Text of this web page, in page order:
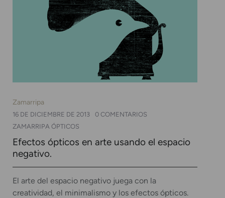
Zamarripa
16 DE DICIEMBRE DE 2013
0 COMENTARIOS
ZAMARRIPA ÓPTICOS
Efectos ópticos en arte usando el espacio
negativo.
El arte del espacio negativo juega con la
creatividad, el minimalismo y los efectos ópticos.